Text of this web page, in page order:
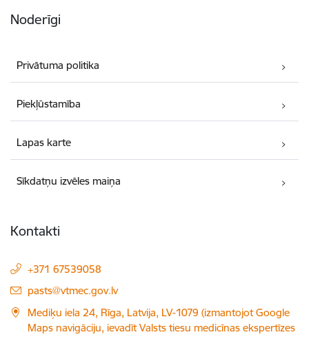
Noderīgi
Privātuma politika
Piekļūstamība
Lapas karte
Sīkdatņu izvēles maiņa
Kontakti
+371 67539058
E-pasts:
pasts@vtmec.gov.lv
Mediķu iela 24, Rīga, Latvija, LV-1079 (izmantojot Google
Maps navigāciju, ievadīt Valsts tiesu medicīnas ekspertīzes